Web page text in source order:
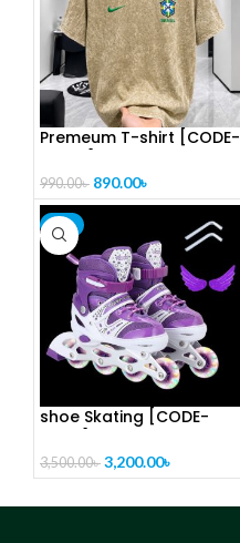
Premeum T-shirt [CODE-
990.00৳ 890.00৳
-9%
shoe Skating [CODE-
3,500.00৳ 3,200.00৳